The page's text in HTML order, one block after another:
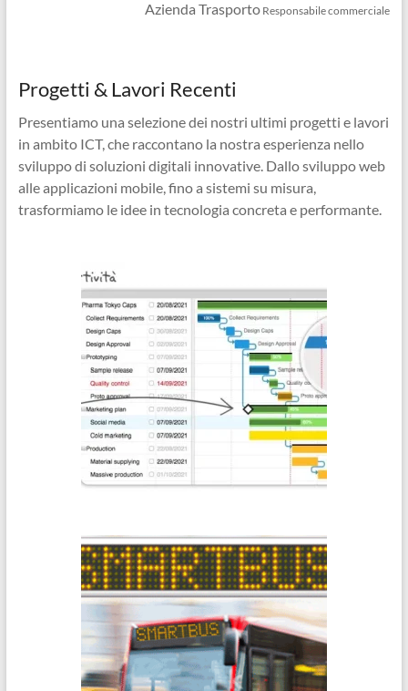
Azienda Trasporto Responsabile commerciale
Progetti & Lavori Recenti
Presentiamo una selezione dei nostri ultimi progetti e lavori
in ambito ICT, che raccontano la nostra esperienza nello
sviluppo di soluzioni digitali innovative. Dallo sviluppo web
alle applicazioni mobile, fino a sistemi su misura,
trasformiamo le idee in tecnologia concreta e performante.